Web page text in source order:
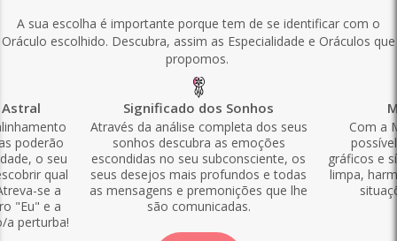
A sua escolha é importante porque tem de se identificar com o
Oráculo escolhido. Descubra, assim as Especialidade e Oráculos que
propomos.
poderão
o seu
qual
se a
"Eu" e a
a perturba!
Significado dos Sonhos
Através da análise completa dos seus
sonhos descubra as emoções
escondidas no seu subconsciente, os
seus desejos mais profundos e todas
as mensagens e premonições que lhe
são comunicadas.
Com a
gráficos e
limpa,